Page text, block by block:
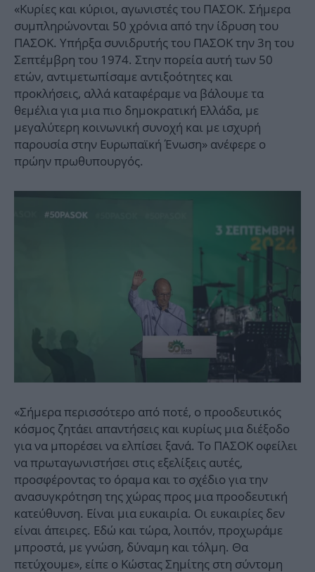
«Κυρίες και κύριοι, αγωνιστές του ΠΑΣΟΚ. Σήμερα
συμπληρώνονται 50 χρόνια από την ίδρυση του
ΠΑΣΟΚ. Υπήρξα συνιδρυτής του ΠΑΣΟΚ την 3η του
Σεπτέμβρη του 1974. Στην πορεία αυτή των 50
ετών, αντιμετωπίσαμε αντιξοότητες και
προκλήσεις, αλλά καταφέραμε να βάλουμε τα
θεμέλια για μια πιο δημοκρατική Ελλάδα, με
μεγαλύτερη κοινωνική συνοχή και με ισχυρή
παρουσία στην Ευρωπαϊκή Ένωση» ανέφερε ο
πρώην πρωθυπουργός.
«Σήμερα περισσότερο από ποτέ, ο προοδευτικός
κόσμος ζητάει απαντήσεις και κυρίως μια διέξοδο
για να μπορέσει να ελπίσει ξανά. Το ΠΑΣΟΚ οφείλει
να πρωταγωνιστήσει στις εξελίξεις αυτές,
προσφέροντας το όραμα και το σχέδιο για την
ανασυγκρότηση της χώρας προς μια προοδευτική
κατεύθυνση. Είναι μια ευκαιρία. Οι ευκαιρίες δεν
είναι άπειρες. Εδώ και τώρα, λοιπόν, προχωράμε
μπροστά, με γνώση, δύναμη και τόλμη. Θα
πετύχουμε», είπε ο Κώστας Σημίτης στη σύντομη